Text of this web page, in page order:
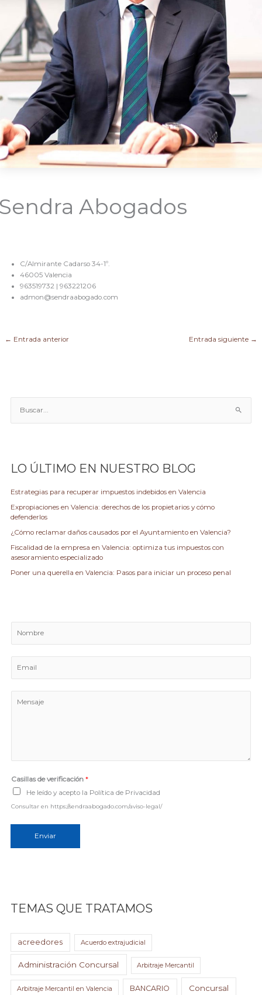
Abogados
C/Almirante Cadarso 34-1º.
46005 Valencia
963519732 | 963221206
admon@sendraabogado.com
← Entrada anterior Entrada siguiente →
r
r
LO ÚLTIMO EN NUESTRO BLOG
Estrategias para recuperar impuestos indebidos en Valencia
Expropiaciones en Valencia: derechos de los propietarios y cómo
defenderlos
¿Cómo reclamar daños causados por el Ayuntamiento en Valencia?
Fiscalidad de la empresa en Valencia: optimiza tus impuestos con
asesoramiento especializado
Poner una querella en Valencia: Pasos para iniciar un proceso penal
m
r
a
j
e
*
Casillas de verificación*
He leído y acepto la Política de Privacidad
Consultar en https://sendraabogado.com/aviso-legal/
Enviar
TEMAS QUE TRATAMOS
acreedores Acuerdo extrajudicial
Administración Concursal Arbitraje Mercantil
Arbitraje Mercantil en Valencia BANCARIO Concursal